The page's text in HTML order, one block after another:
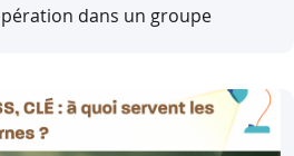
dans un groupe